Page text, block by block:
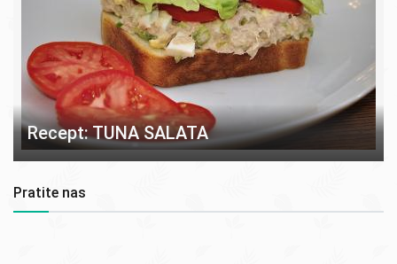
Recept: TUNA SALATA
Pratite nas